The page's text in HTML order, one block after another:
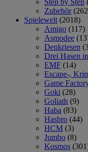
Step by Step
Zubehör
Spielewelt (2018)
Amigo (117)
Asmodee
Denkriesen
Drei Hasen
EMF (14)
Escape-,
Game
Goki (28)
Goliath (9)
Haba (83)
Hasbro (44)
HCM (3)
Jumbo (8)
Kosmos